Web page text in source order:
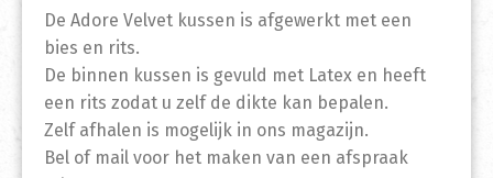
De Adore Velvet kussen is afgewerkt met een
bies en rits.
De binnen kussen is gevuld met Latex en heeft
een rits zodat u zelf de dikte kan bepalen.
Zelf afhalen is mogelijk in ons magazijn.
Bel of mail voor het maken van een afspraak